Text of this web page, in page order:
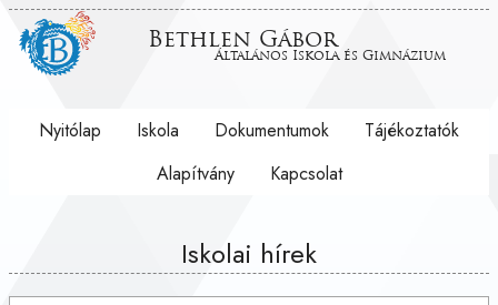
Bethlen Gábor
Általános Iskola és Gimnázium
Nyitólap Iskola Dokumentumok
Tájékoztatók
Alapítvány
Kapcsolat
Iskolai hírek